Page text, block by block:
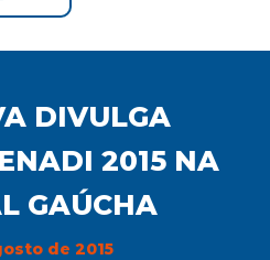
DIVULGA
2015 NA
GAÚCHA
de 2015